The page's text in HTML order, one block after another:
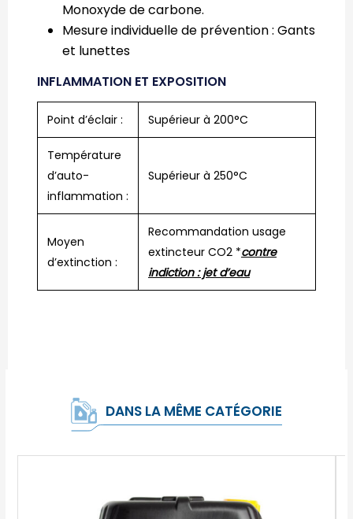
Monoxyde de carbone.
Mesure individuelle de prévention : Gants
et lunettes
INFLAMMATION ET EXPOSITION
Point d’éclair : Supérieur à 200°C
Température
d’auto-
inflammation :
Supérieur à 250°C
Moyen
d’extinction :
Recommandation usage
extincteur CO2 *contre
indiction : jet d’eau
DANS LA MÊME CATÉGORIE